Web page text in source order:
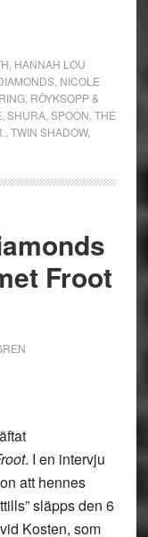
HANNAH LOU
, NICOLE
, RÖYKSOPP &
SHURA, SPOON THE
TWIN SHADOW,
Froot
. I en intervju
att hennes
släpps den 6
Kosten, som